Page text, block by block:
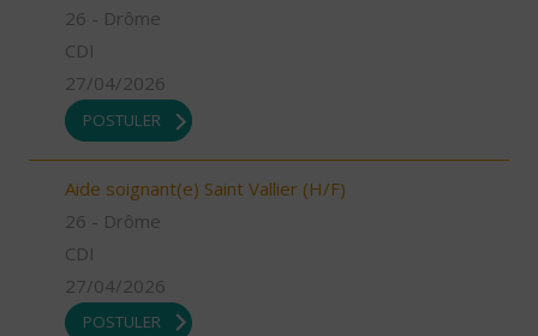
26 - Drôme
CDI
27/04/2026
POSTULER
Aide soignant(e) Saint Vallier (H/F)
26 - Drôme
CDI
27/04/2026
POSTULER